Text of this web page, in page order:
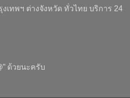
เทพฯ ต่างจังหวัด ทั่วไทย บริการ 24
ด้วยนะครับ